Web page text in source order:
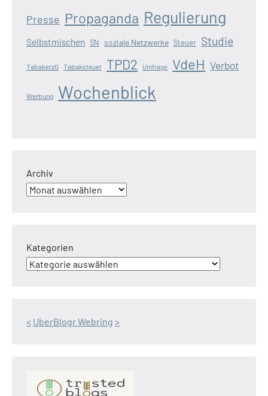
Presse Propaganda Regulierung
Selbstmischen SN soziale Netzwerke Steuer Studie
TabakerzG Tabaksteuer TPD2 Umfrage VdeH Verbot
Werbung Wochenblick
Archiv
Kategorien
< UberBlogr Webring >